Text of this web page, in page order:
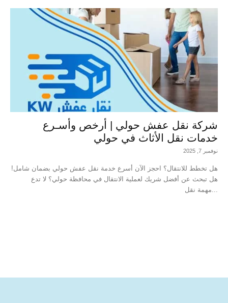
شركة نقل عفش حولي | أرخص وأسـرع
خدمات نقل الأثاث في حولي
نوفمبر 7, 2025
هل تخطط للانتقال؟ احجز الآن أسرع خدمة نقل عفش حولي بضمان شامل!
هل تبحث عن أفضل شريك لعملية الانتقال في محافظة حولي؟ لا تدع
مهمة نقل...